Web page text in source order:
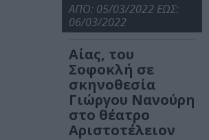
ΑΠΟ: 05/03/2022 ΕΩΣ:
06/03/2022
Αίας, του
Σοφοκλή σε
σκηνοθεσία
Γιώργου Νανούρη
στο θέατρο
Αριστοτέλειον